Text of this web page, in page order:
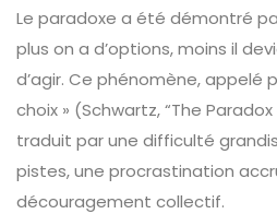
Le paradoxe a été démontré
plus on a d’options, moins il
d’agir. Ce phénomène, appelé
choix » (Schwartz, “The
traduit par une difficulté
pistes, une procrastination
découragement collectif.